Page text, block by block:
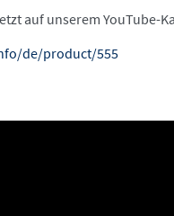
auf unserem YouTube-
de/product/555